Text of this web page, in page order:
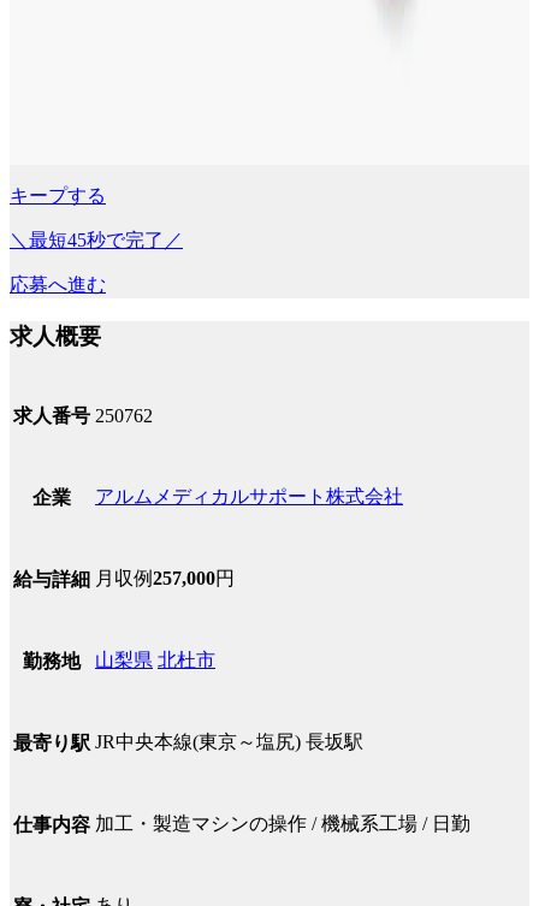
キープする
＼最短45秒で完了／
応募へ進む
求人概要
求人番号 250762
企業 アルムメディカルサポート株式会社
給与詳細 月収例257,000円
勤務地 山梨県 北杜市
最寄り駅 JR中央本線(東京～塩尻) 長坂駅
仕事内容 加工・製造マシンの操作 / 機械系工場 / 日勤